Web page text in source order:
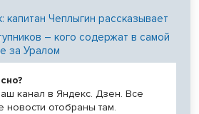
капитан Чеплыгин рассказывает
– кого содержат в самой
за Уралом
канал в Яндекс. Дзен. Все
новости отобраны там.